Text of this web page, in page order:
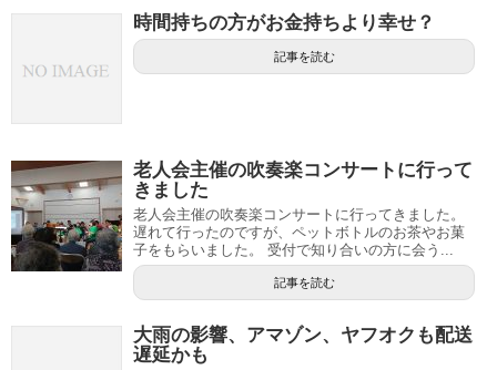
時間持ちの方がお金持ちより幸せ？
記事を読む
老人会主催の吹奏楽コンサートに行って
きました
老人会主催の吹奏楽コンサートに行ってきました。
遅れて行ったのですが、ペットボトルのお茶やお菓
子をもらいました。 受付で知り合いの方に会う...
記事を読む
大雨の影響、アマゾン、ヤフオクも配送
遅延かも